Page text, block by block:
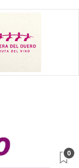
0